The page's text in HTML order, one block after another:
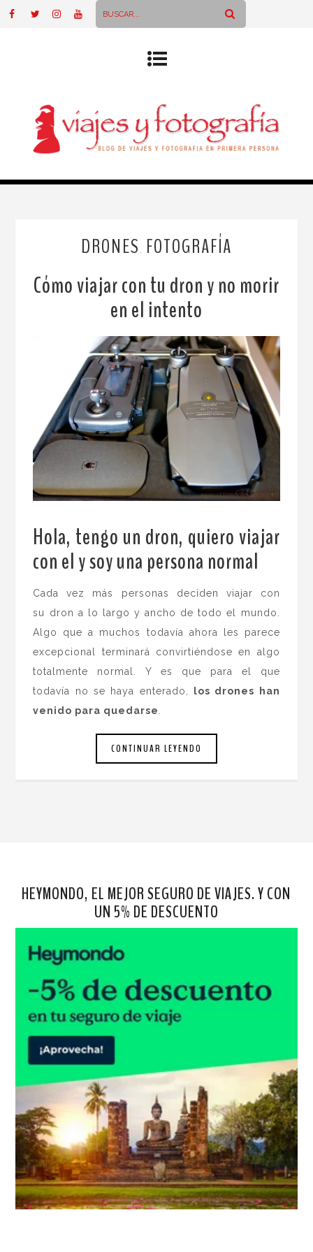
DRONES FOTOGRAFÍA
Cómo viajar con tu dron y no morir
en el intento
Hola, tengo un dron, quiero viajar
con el y soy una persona normal
Cada vez más personas deciden viajar con
su dron a lo largo y ancho de todo el mundo.
Algo que a muchos todavía ahora les parece
excepcional terminará convirtiéndose en algo
totalmente normal. Y es que para el que
todavía no se haya enterado,
los drones han
venido para quedarse
CONTINUAR LEYENDO
HEYMONDO, EL MEJOR SEGURO DE VIAJES. Y CON
UN 5% DE DESCUENTO